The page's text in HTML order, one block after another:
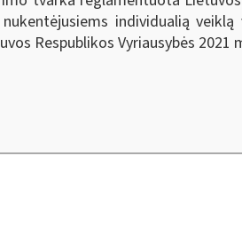
nukentėjusiems individualią
Respublikos Vyriausybės 2021